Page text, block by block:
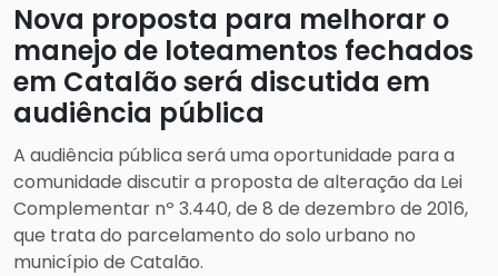
Nova proposta para melhorar o
manejo de loteamentos fechados
em Catalão será discutida em
audiência pública
A audiência pública será uma oportunidade para a
comunidade discutir a proposta de alteração da Lei
Complementar nº 3.440, de 8 de dezembro de 2016,
que trata do parcelamento do solo urbano no
município de Catalão.